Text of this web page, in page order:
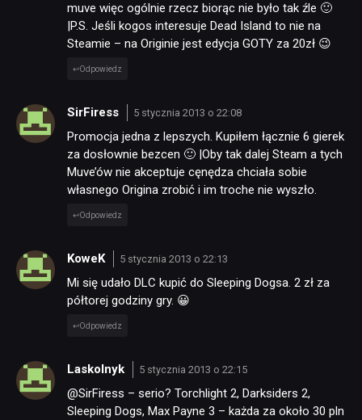
RECENZJE
PUBLICYSTYKA
KULTURA
RETRO
TECHNOLOGIE
DYSKUSJE
JUŻ GRALIŚMY
SKLEP
muve więc ogólnie rzecz biorąc nie było tak źle 🙂
|P.S. Jeśli kogos interesuje Dead Island to nie na
Steamie – na Originie jest edycja GOTY za 20zł 😉
Odpowiedz
SirFiress 5 stycznia 2013 o 22:08
Promocja jedna z lepszych. Kupiłem łącznie 6 gierek
za dosłownie bezcen 🙂 |Oby tak dalej Steam a tych
Muve’ów nie akceptuje cęnędza chciała sobie
własnego Origina zrobić i im troche nie wyszło.
Odpowiedz
KoweK 5 stycznia 2013 o 22:13
Mi się udało DLC kupić do Sleeping Dogsa. 2 zł za
półtorej godziny gry. 😀
Odpowiedz
Laskolnyk 5 stycznia 2013 o 22:15
@SirFiress – serio? Torchlight 2, Darksiders 2,
Sleeping Dogs, Max Payne 3 – każda za około 30 pln